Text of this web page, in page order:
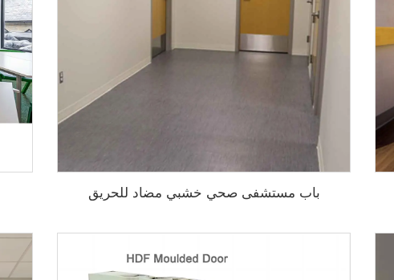
باب مستشفى صحي خشبي مضاد للحريق